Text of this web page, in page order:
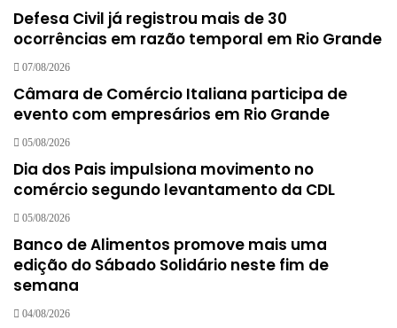
Defesa Civil já registrou mais de 30
ocorrências em razão temporal em Rio Grande
07/08/2026
Câmara de Comércio Italiana participa de
evento com empresários em Rio Grande
05/08/2026
Dia dos Pais impulsiona movimento no
comércio segundo levantamento da CDL
05/08/2026
Banco de Alimentos promove mais uma
edição do Sábado Solidário neste fim de
semana
04/08/2026